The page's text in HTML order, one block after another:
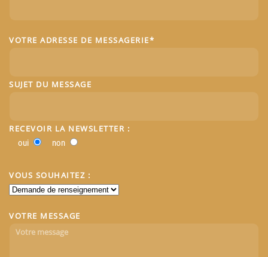
VOTRE ADRESSE DE MESSAGERIE*
SUJET DU MESSAGE
RECEVOIR LA NEWSLETTER :
oui
non
VOUS SOUHAITEZ :
VOTRE MESSAGE